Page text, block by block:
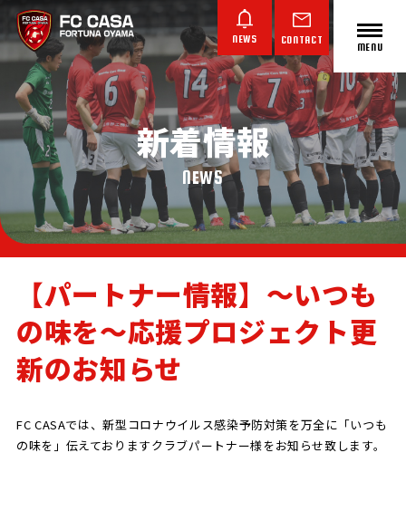
NEWS CONTACT
ABOUT FC CASA
クラブ概要
TOP TEAM
トップチーム
JUNIOR YOUTH
ジュニアユース
JUNIOR
ジュニア
SCHOOL CP SOCCER
SPORTS
MENU
新着情報
NEWS
【パートナー情報】～いつも
の味を～応援プロジェクト更
新のお知らせ
FC CASAでは、新型コロナウイルス感染予防対策を万全に「いつも
の味を」伝えておりますクラブパートナー様をお知らせ致します。